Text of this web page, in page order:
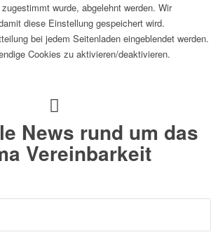
wurde, abgelehnt werden. Wir
diese Einstellung gespeichert wird.
bei jedem Seitenladen eingeblendet werden.
Cookies zu aktivieren/deaktivieren.
News rund um das
Vereinbarkeit